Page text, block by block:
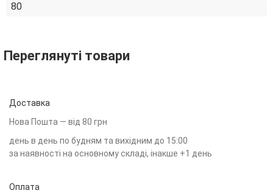
80
Переглянуті товари
Доставка
Нова Пошта — від 80 грн
день в день по будням та вихідним до 15:00
за наявності на основному складі, інакше +1 день
Оплата